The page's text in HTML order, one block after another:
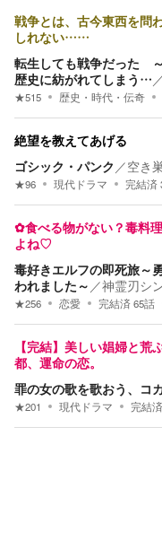
戦争とは、古今東西を問
しれない……
転生しても戦争だった
歴史に紡がれてしまう… ／
★515 歴史・時代・伝奇
絶望を教えてあげる
ゴシック・パンク ／空き
★96 現代ドラマ 完結済
✿食べる物がない？毒料
よね♡
毒好きエルフの即死旅～
われました～ ／神霊刃シ
★256 恋愛 完結済65話
【完結】美しい娼婦と荒
都、運命の恋。
罪の女の歌を歌おう、コ
★201 現代ドラマ 完結済